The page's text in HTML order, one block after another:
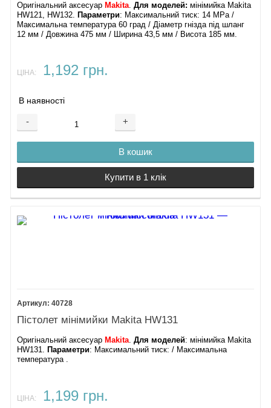
Оригінальний аксесуар Makita .Для моделей: мінімийка Makita
HW121, HW132.
Параметри: Максимальний тиск: 14 MPa /
Максимальна температура 60 град / Діаметр гнізда під шланг
12 мм / Довжина 475 мм / Ширина 43,5 мм / Висота 185 мм.
ЦІНА: 1,192 грн.
В наявності
- +
В кошик
Купити в 1 клік
40728
Пістолет мінімийки Makita HW131
Оригінальний аксесуар Makita.Для моделей: мінімийка Makita
HW131. Параметри: Максимальний тиск: / Максимальна
температура .
ЦІНА: 1,199 грн.